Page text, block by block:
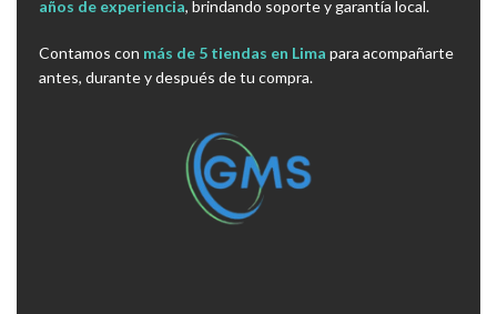
años de experiencia, brindando soporte y garantía local.
Contamos con más de 5 tiendas en Lima para acompañarte
antes, durante y después de tu compra.